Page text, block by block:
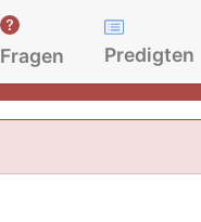
Fragen Predigten